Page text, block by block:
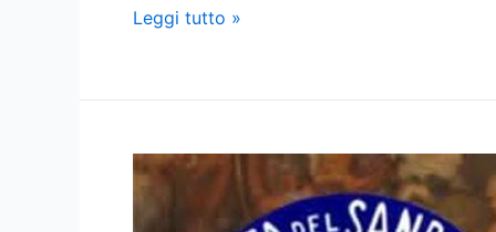
Leggi tutto »
L’Unione
Centenarie